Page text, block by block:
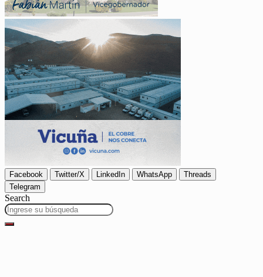
Facebook Twitter/X LinkedIn WhatsApp
Threads
Telegram
Search